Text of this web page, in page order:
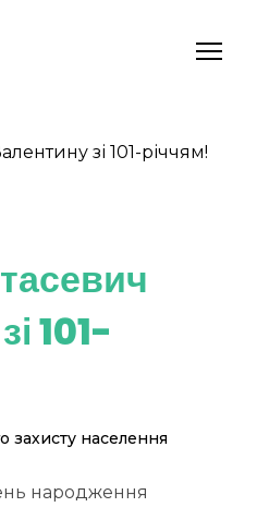
101-
захисту населення
народження